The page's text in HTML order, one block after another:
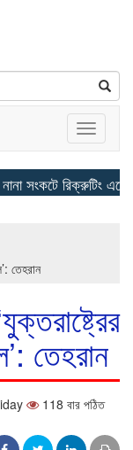
Toggle
রিক্রুটিং এজেন্সি,
তেহরান
তেহরান
118 বার পঠিত